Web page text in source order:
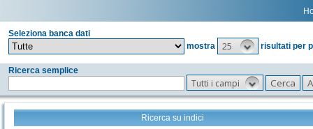
Seleziona banca dati
mostra
25 risultati per
Ricerca semplice
Tutti i campi
Ricerca su indici